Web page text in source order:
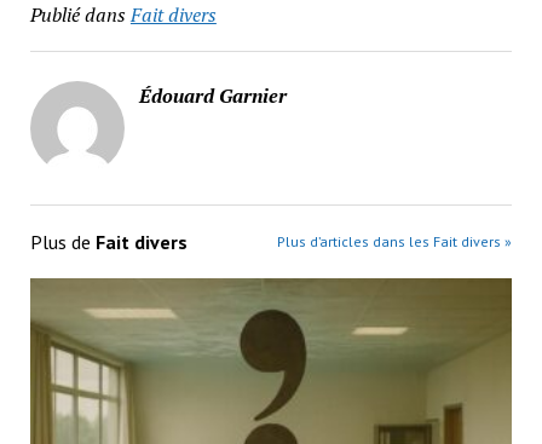
Publié dansFait divers
Édouard Garnier
Plus de Fait divers Plus d’articles dans les Fait divers »